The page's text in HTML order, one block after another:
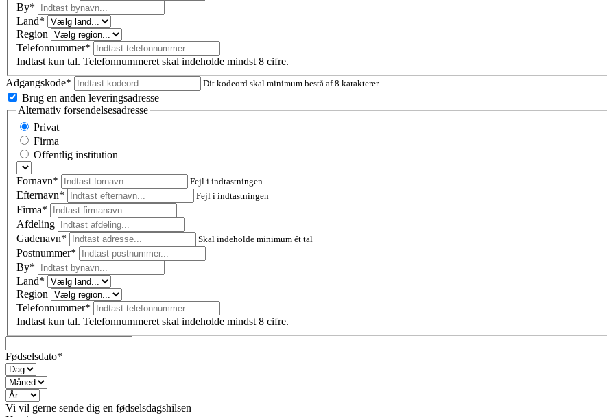
By*
Land*
Region
Telefonnummer*
Indtast kun tal. Telefonnummeret skal indeholde mindst 8 cifre.
Adgangskode*
Dit kodeord skal minimum bestå af 8 karakterer.
Brug en anden leveringsadresse
Alternativ forsendelsesadresse
Privat
Firma
Offentlig institution
Fornavn* Fejl i indtastningen
Efternavn* Fejl i indtastningen
Firma*
Afdeling
Gadenavn*
Skal indeholde minimum ét tal
Postnummer*
By*
Land*
Region
Telefonnummer*
Indtast kun tal. Telefonnummeret skal indeholde mindst 8 cifre.
Fødselsdato*
Vi vil gerne sende dig en fødselsdagshilsen